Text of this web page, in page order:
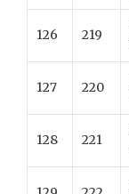
126 219
127 220
128 221